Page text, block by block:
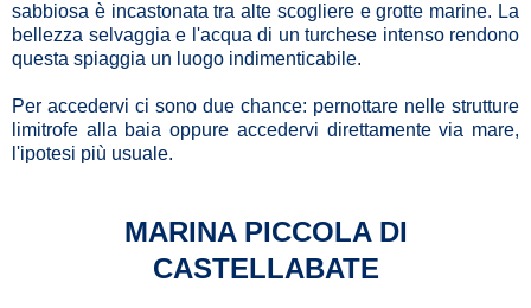
sabbiosa è incastonata tra alte scogliere e grotte marine. La
bellezza selvaggia e l'acqua di un turchese intenso rendono
questa spiaggia un luogo indimenticabile.
Per accedervi ci sono due chance: pernottare nelle strutture
limitrofe alla baia oppure accedervi direttamente via mare,
l'ipotesi più usuale.
MARINA PICCOLA DI
CASTELLABATE